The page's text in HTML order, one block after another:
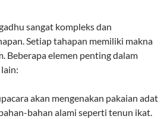
sangat kompleks dan
Setiap tahapan memiliki makna
Beberapa elemen penting dalam
akan mengenakan pakaian adat
bahan alami seperti tenun ikat.